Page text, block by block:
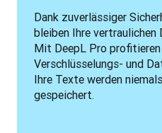
Dank zuverlässiger
bleiben Ihre
Mit DeepL Pro
Verschlüsselungs- und
Ihre Texte werden
gespeichert.